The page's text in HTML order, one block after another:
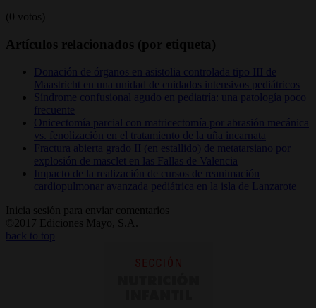
(0 votos)
Artículos relacionados (por etiqueta)
Donación de órganos en asistolia controlada tipo III de
Maastricht en una unidad de cuidados intensivos pediátricos
Síndrome confusional agudo en pediatría: una patología poco
frecuente
Onicectomía parcial con matricectomía por abrasión mecánica
vs. fenolización en el tratamiento de la uña incarnata
Fractura abierta grado II (en estallido) de metatarsiano por
explosión de masclet en las Fallas de Valencia
Impacto de la realización de cursos de reanimación
cardiopulmonar avanzada pediátrica en la isla de Lanzarote
Inicia sesión para enviar comentarios
©2017 Ediciones Mayo, S.A.
back to top